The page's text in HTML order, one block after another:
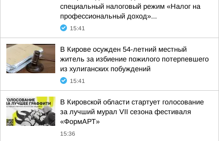
специальный налоговый режим «Налог на
профессиональный доход»...
15:41
В Кирове осужден 54-летний местный
житель за избиение пожилого потерпевшего
из хулиганских побуждений
15:41
В Кировской области стартует голосование
за лучший мурал VII сезона фестиваля
«ФормАРТ»
15:36